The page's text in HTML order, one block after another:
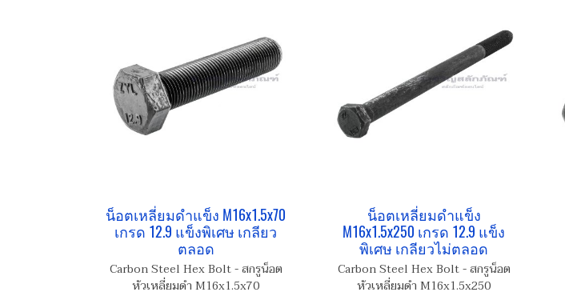
น็อตเหลี่ยมดำแข็ง M16x1.5x70
เกรด 12.9 แข็งพิเศษ เกลียว
ตลอด
Carbon Steel Hex Bolt - สกรูน็อต
หัวเหลี่ยมดำ M16x1.5x70
น็อตเหลี่ยมดำแข็ง
M16x1.5x250 เกรด 12.9 แข็ง
พิเศษ เกลียวไม่ตลอด
Carbon Steel Hex Bolt - สกรูน็อต
หัวเหลี่ยมดำ M16x1.5x250